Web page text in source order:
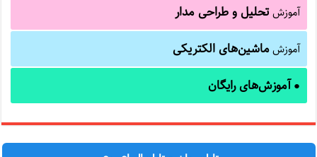
آموزشتحلیل و طراحی مدار
آموزشماشین‌های الکتریکی
●آموزش‌های رایگان